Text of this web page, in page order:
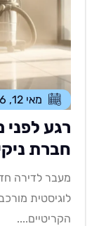
מאי 12, 2026
לפני
ניקיון
לדירה חדשה או
מורכבת כאשר